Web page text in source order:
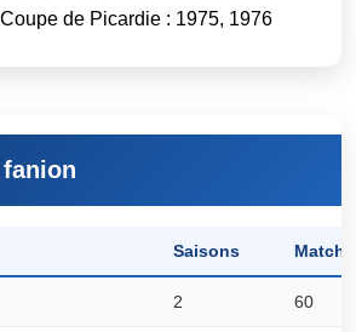
de Picardie : 1975, 1976
Saisons Matchs
2 60